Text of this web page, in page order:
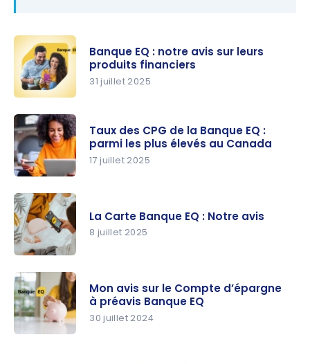
EQ : notre
avis sur
leurs
produits
financiers
Banque EQ : notre avis sur leurs
produits financiers
31 juillet 2025
CPG de la
Banque
EQ : parmi
les plus
élevés au
Canada
Taux des CPG de la Banque EQ :
parmi les plus élevés au Canada
17 juillet 2025
Banque
EQ : Notre
avis
La Carte Banque EQ : Notre avis
8 juillet 2025
Mon avis sur le Compte d’épargne
à préavis Banque EQ
30 juillet 2024